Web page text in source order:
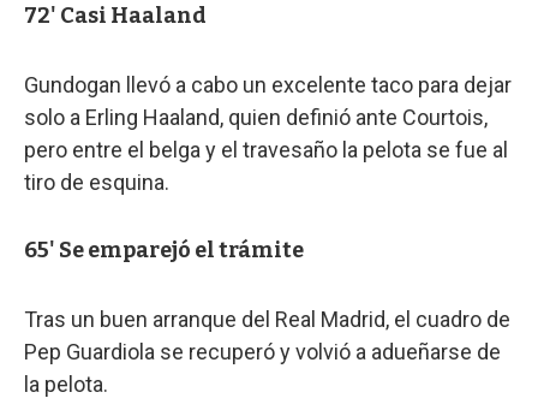
72' Casi Haaland
Gundogan llevó a cabo un excelente taco para dejar
solo a Erling Haaland, quien definió ante Courtois,
pero entre el belga y el travesaño la pelota se fue al
tiro de esquina.
65' Se emparejó el trámite
Tras un buen arranque del Real Madrid, el cuadro de
Pep Guardiola se recuperó y volvió a adueñarse de
la pelota.